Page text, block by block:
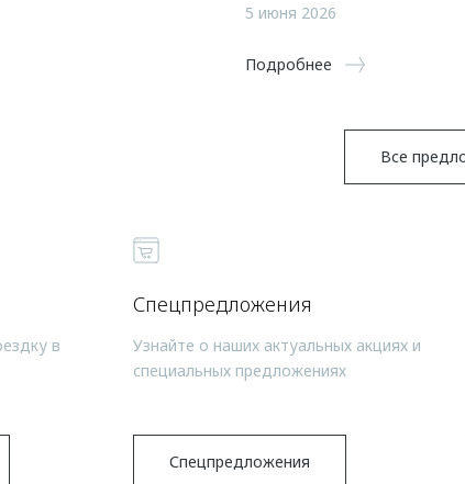
5 июня 2026
Подробнее
Все
в
Спецпредложения
Узнайте о наших актуальных акциях и
специальных предложениях
Спецпредложения